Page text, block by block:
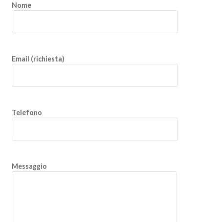
Nome
Email (richiesta)
Telefono
Messaggio